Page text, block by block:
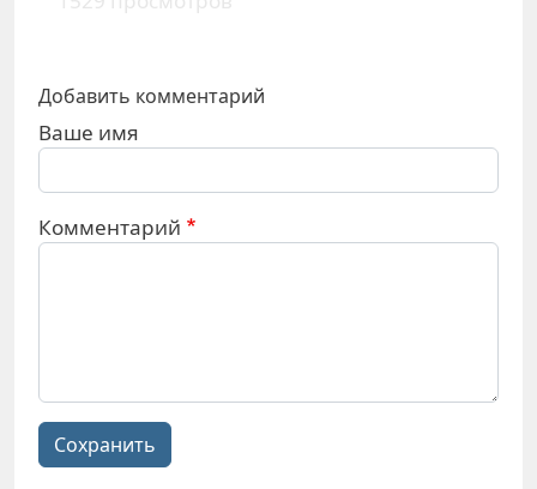
Добавить комментарий
Ваше имя
Комментарий
Сохранить